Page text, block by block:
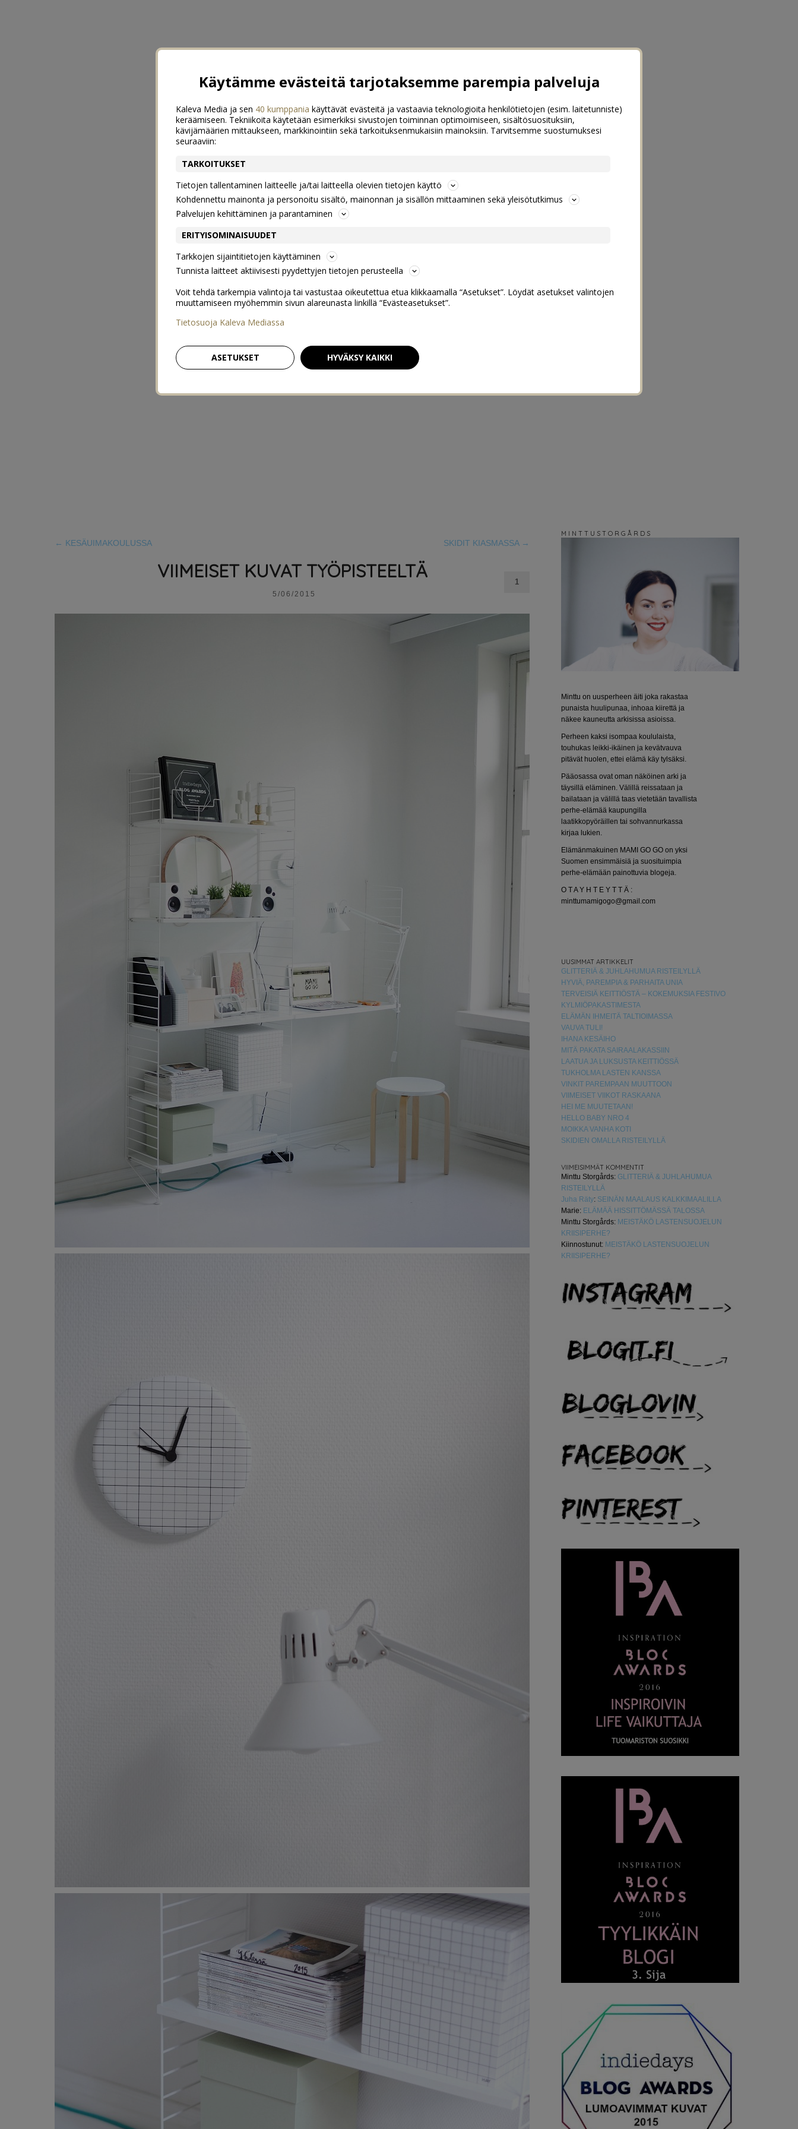
← KESÄUIMAKOULUSSA SKIDIT KIASMASSA →
VIIMEISET KUVAT TYÖPISTEELTÄ
5/06/2015
1
M I N T T U S T O R G Å R D S
Minttu on uusperheen äiti joka rakastaa
punaista huulipunaa, inhoaa kiirettä ja
näkee kauneutta arkisissa asioissa.
Perheen kaksi isompaa koululaista,
touhukas leikki-ikäinen ja kevätvauva
pitävät huolen, ettei elämä käy tylsäksi.
Pääosassa ovat oman näköinen arki ja
täysillä eläminen. Välillä reissataan ja
bailataan ja välillä taas vietetään tavallista
perhe-elämää kaupungilla
laatikkopyöräillen tai sohvannurkassa
kirjaa lukien.
Elämänmakuinen MAMI GO GO on yksi
Suomen ensimmäisiä ja suosituimpia
perhe-elämään painottuvia blogeja.
O T A Y H T E Y T T Ä :
minttumamigogo@gmail.com
UUSIMMAT ARTIKKELIT
GLITTERIÄ & JUHLAHUMUA RISTEILYLLÄ
HYVIÄ, PAREMPIA & PARHAITA UNIA
TERVEISIÄ KEITTIÖSTÄ – KOKEMUKSIA FESTIVO
KYLMIÖPAKASTIMESTA
ELÄMÄN IHMEITÄ TALTIOIMASSA
VAUVA TULI!
IHANA KESÄIHO
MITÄ PAKATA SAIRAALAKASSIIN
LAATUA JA LUKSUSTA KEITTIÖSSÄ
TUKHOLMA LASTEN KANSSA
VINKIT PAREMPAAN MUUTTOON
VIIMEISET VIIKOT RASKAANA
HEI ME MUUTETAAN!
HELLO BABY NRO 4
MOIKKA VANHA KOTI
SKIDIEN OMALLA RISTEILYLLÄ
VIIMEISIMMÄT KOMMENTIT
Minttu Storgårds: GLITTERIÄ & JUHLAHUMUA
RISTEILYLLÄ
Juha Räty: SEINÄN MAALAUS KALKKIMAALILLA
Marie: ELÄMÄÄ HISSITTÖMÄSSÄ TALOSSA
Minttu Storgårds: MEISTÄKÖ LASTENSUOJELUN
KRIISIPERHE?
Kiinnostunut: MEISTÄKÖ LASTENSUOJELUN
KRIISIPERHE?
Käytämme evästeitä tarjotaksemme parempia palveluja
Kaleva Media ja sen 40 kumppania käyttävät evästeitä ja vastaavia teknologioita henkilötietojen (esim. laitetunniste)
keräämiseen. Tekniikoita käytetään esimerkiksi sivustojen toiminnan optimoimiseen, sisältösuosituksiin,
kävijämäärien mittaukseen, markkinointiin sekä tarkoituksenmukaisiin mainoksiin. Tarvitsemme suostumuksesi
seuraaviin:
TARKOITUKSET
Tietojen tallentaminen laitteelle ja/tai laitteella olevien tietojen käyttö
Kohdennettu mainonta ja personoitu sisältö, mainonnan ja sisällön mittaaminen sekä yleisötutkimus
Palvelujen kehittäminen ja parantaminen
ERITYISOMINAISUUDET
Tarkkojen sijaintitietojen käyttäminen
Tunnista laitteet aktiivisesti pyydettyjen tietojen perusteella
Voit tehdä tarkempia valintoja tai vastustaa oikeutettua etua klikkaamalla “Asetukset”. Löydät asetukset valintojen
muuttamiseen myöhemmin sivun alareunasta linkillä “Evästeasetukset”.
Tietosuoja Kaleva Mediassa
ASETUKSET HYVÄKSY KAIKKI